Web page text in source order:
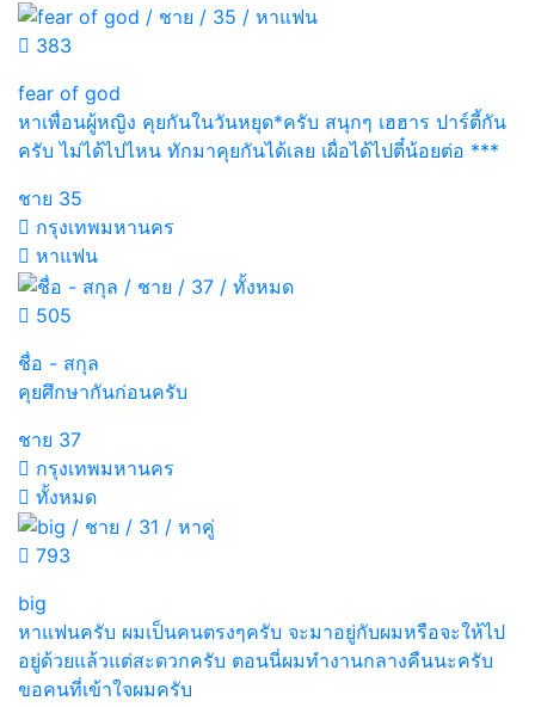
383
fear of god
หาเพื่อนผู้หญิง คุยกันในวันหยุด*ครับ สนุกๆ เฮฮาร ปาร์ตี้กัน
ครับ ไม่ได้ไปไหน ทักมาคุยกันได้เลย เผื่อได้ไปตี๋น้อยต่อ ***
ชาย 35
กรุงเทพมหานคร
หาแฟน
505
ชื่อ - สกุล
คุยศึกษากันก่อนครับ
ชาย 37
กรุงเทพมหานคร
ทั้งหมด
793
big
หาแฟนครับ ผมเป็นคนตรงๆครับ จะมาอยู่กับผมหรือจะให้ไป
อยู่ด้วยแล้วแต่สะดวกครับ ตอนนี่ผมทำงานกลางคืนนะครับ
ขอคนที่เข้าใจผมครับ